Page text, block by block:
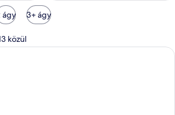
ágy 3+ ágy
közül
Egy szállodai szoba, amelyben